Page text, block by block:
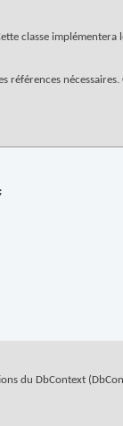
classe
du DbContext